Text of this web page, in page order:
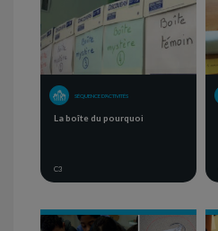
SÉQUENCE D'ACTIVITÉS
La boîte du pourquoi
C3